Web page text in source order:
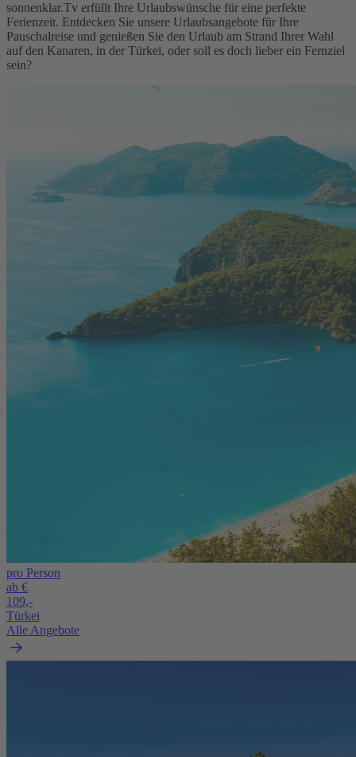
sonnenklar.Tv erfüllt Ihre Urlaubswünsche für eine perfekte
Ferienzeit. Entdecken Sie unsere Urlaubsangebote für Ihre
Pauschalreise und genießen Sie den Urlaub am Strand Ihrer Wahl
auf den Kanaren, in der Türkei, oder soll es doch lieber ein Fernziel
sein?
pro Person
ab €
109,-
Türkei
Alle Angebote